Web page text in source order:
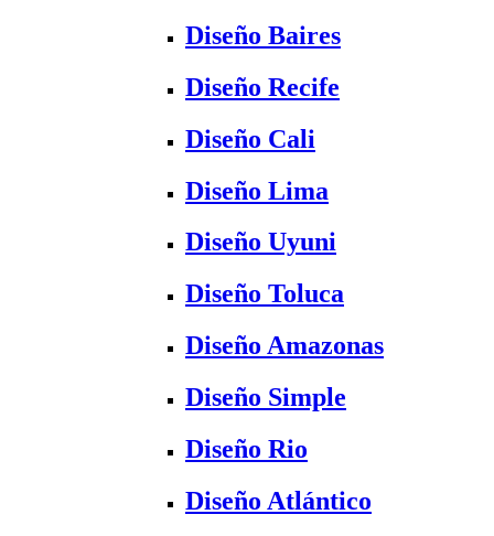
Diseño Baires
Diseño Recife
Diseño Cali
Diseño Lima
Diseño Uyuni
Diseño Toluca
Diseño Amazonas
Diseño Simple
Diseño Rio
Diseño Atlántico